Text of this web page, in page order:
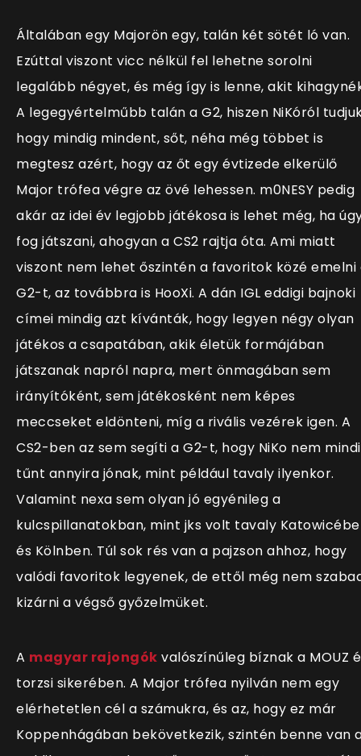
Általában egy Majorön egy, talán két sötét ló van.
Ezúttal viszont vicc nélkül fel lehetne sorolni
legalább négyet, és még így is lenne, akit
A legegyértelműbb talán a G2, hiszen NiKóról
hogy mindig mindent, sőt, néha még többet is
megtesz azért, hogy az őt egy évtizede elkerülő
Major trófea végre az övé lehessen. m0NESY pedig
akár az idei év legjobb játékosa is lehet még, ha
fog játszani, ahogyan a CS2 rajtja óta. Ami miatt
viszont nem lehet őszintén a favoritok közé emelni
G2-t, az továbbra is HooXi. A dán IGL eddigi bajnoki
címei mindig azt kívánták, hogy legyen négy olyan
játékos a csapatában, akik életük formájában
játszanak napról napra, mert önmagában sem
irányítóként, sem játékosként nem képes
meccseket eldönteni, míg a rivális vezérek igen. A
CS2-ben az sem segíti a G2-t, hogy NiKo nem
tűnt annyira jónak, mint például tavaly ilyenkor.
Valamint nexa sem olyan jó egyénileg a
kulcspillanatokban, mint jks volt tavaly
és Kölnben. Túl sok rés van a pajzson ahhoz, hogy
valódi favoritok legyenek, de ettől még nem
kizárni a végső győzelmüket.
A magyar rajongók valószínűleg bíznak a MOUZ
torzsi sikerében. A Major trófea nyilván nem egy
elérhetetlen cél a számukra, és az, hogy ez már
Koppenhágában bekövetkezik, szintén benne van